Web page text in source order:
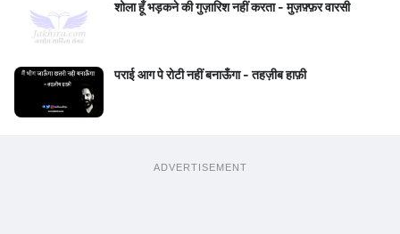
शोला हूँ भड़कने की गुज़ारिश नहीं करता - मुज़फ़्फ़र वारसी
पराई आग पे रोटी नहीं बनाऊँगा - तहज़ीब हाफ़ी
ADVERTISEMENT